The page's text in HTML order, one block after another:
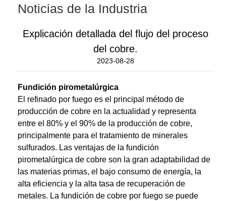
Noticias de la Industria
Explicación detallada del flujo del proceso
del cobre.
2023-08-28
Fundición pirometalúrgica
El refinado por fuego es el principal método de
producción de cobre en la actualidad y representa
entre el 80% y el 90% de la producción de cobre,
principalmente para el tratamiento de minerales
sulfurados. Las ventajas de la fundición
pirometalúrgica de cobre son la gran adaptabilidad de
las materias primas, el bajo consumo de energía, la
alta eficiencia y la alta tasa de recuperación de
metales. La fundición de cobre por fuego se puede